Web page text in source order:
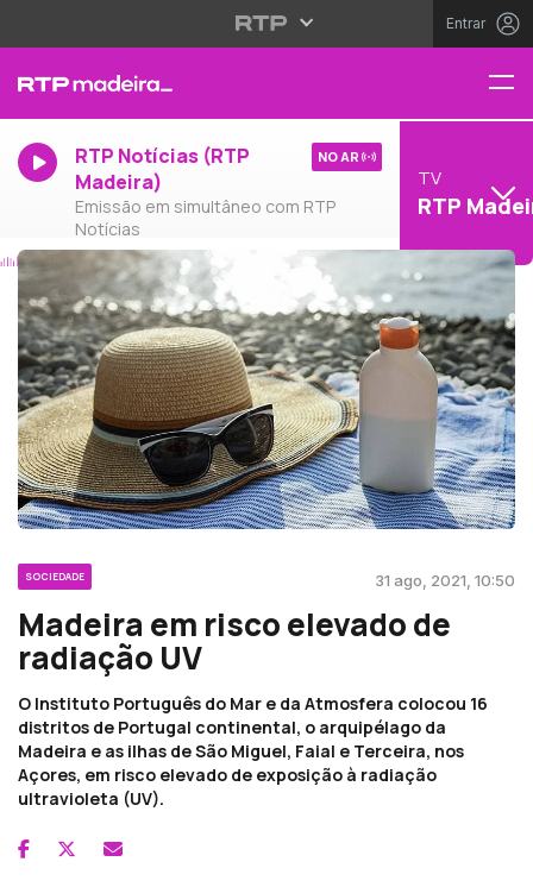
Entrar
RTP Notícias (RTP
Madeira)
Emissão em simultâneo com RTP
Notícias
NO AR
TV
RTP
SOCIEDADE 31 ago, 2021, 10:50
Madeira em risco elevado de
radiação UV
O Instituto Português do Mar e da Atmosfera colocou 16
distritos de Portugal continental, o arquipélago da
Madeira e as ilhas de São Miguel, Faial e Terceira, nos
Açores, em risco elevado de exposição à radiação
ultravioleta (UV).